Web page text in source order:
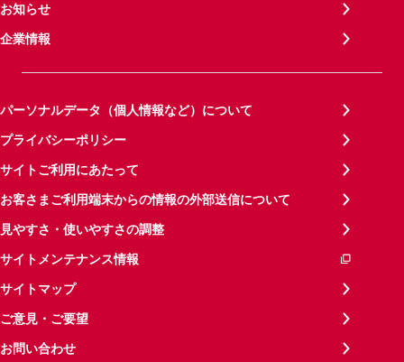
お知らせ
企業情報
パーソナルデータ（個人情報など）について
プライバシーポリシー
サイトご利用にあたって
お客さまご利用端末からの情報の外部送信について
見やすさ・使いやすさの調整
サイトメンテナンス情報
サイトマップ
ご意見・ご要望
お問い合わせ